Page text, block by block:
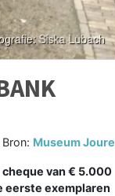
Bron: Museum Joure
cheque van € 5.000
eerste exemplaren